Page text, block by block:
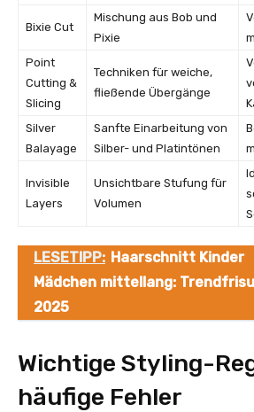
Bixie Cut
Mischung aus Bob und
Pixie
Point
Cutting &
Slicing
Techniken für weiche,
fließende Übergänge
Silver
Balayage
Sanfte Einarbeitung von
Silber- und Platintönen
Invisible
Layers
Unsichtbare Stufung für
Volumen
LESETIPP: Haarschnitt Kinder
Mädchen mittellang:
2025
Wichtige Styling-
häufige Fehler